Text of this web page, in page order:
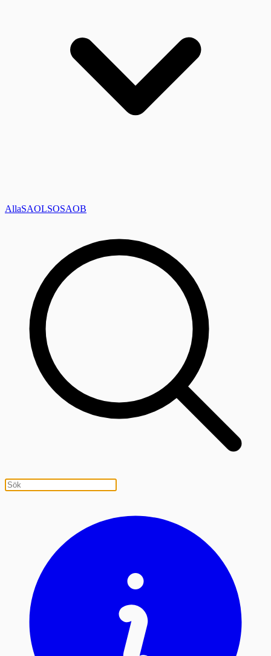
AllaSAOLSOSAOB